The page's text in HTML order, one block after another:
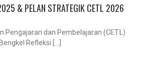
& PELAN STRATEGIK CETL 2026
Pengajaran dan Pembelajaran (CETL)
Refleksi [...]